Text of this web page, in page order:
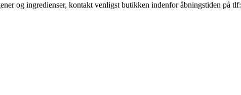
og ingredienser, kontakt venligst butikken indenfor åbningstiden på tlf: